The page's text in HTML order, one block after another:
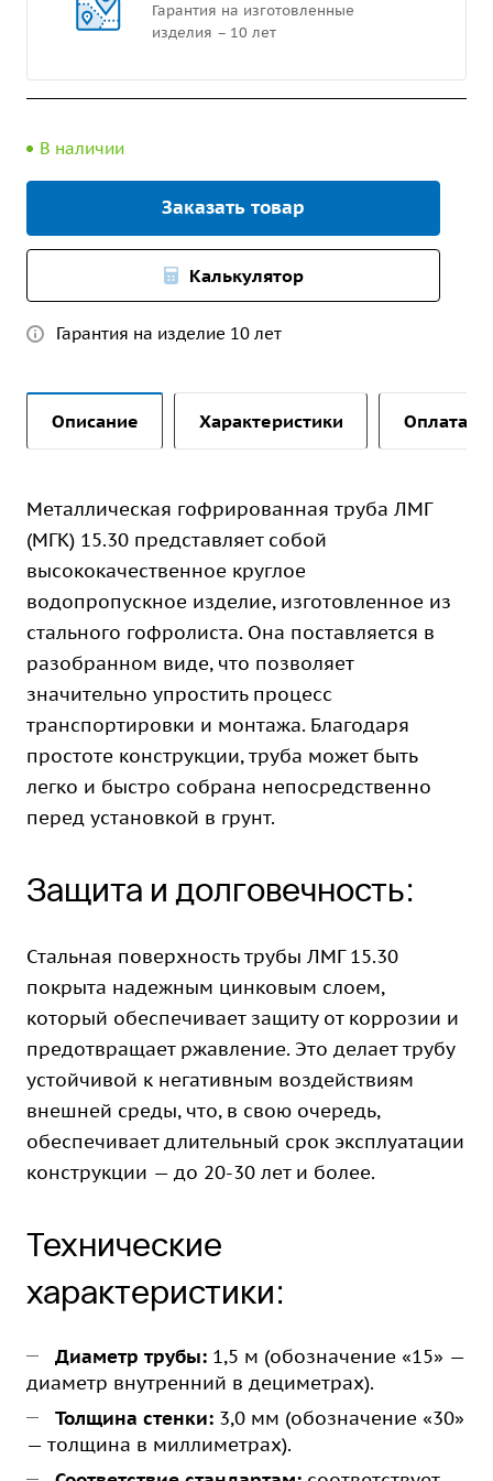
Гарантия на изготовленные
изделия – 10 лет
В наличии
Заказать товар
Калькулятор
Гарантия на изделие 10 лет
Описание Характеристики Оплата и
Металлическая гофрированная труба ЛМГ
(МГК) 15.30 представляет собой
высококачественное круглое
водопропускное изделие, изготовленное из
стального гофролиста. Она поставляется в
разобранном виде, что позволяет
значительно упростить процесс
транспортировки и монтажа. Благодаря
простоте конструкции, труба может быть
легко и быстро собрана непосредственно
перед установкой в грунт.
Защита и долговечность:
Стальная поверхность трубы ЛМГ 15.30
покрыта надежным цинковым слоем,
который обеспечивает защиту от коррозии и
предотвращает ржавление. Это делает трубу
устойчивой к негативным воздействиям
внешней среды, что, в свою очередь,
обеспечивает длительный срок эксплуатации
конструкции — до 20-30 лет и более.
Технические
характеристики:
Диаметр трубы: 1,5 м (обозначение «15» —
диаметр внутренний в дециметрах).
Толщина стенки: 3,0 мм (обозначение «30»
— толщина в миллиметрах).